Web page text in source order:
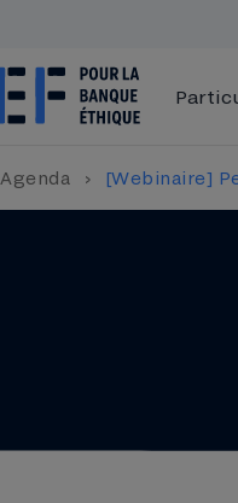
Agenda › [Webinaire]